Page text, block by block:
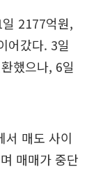
2177억원,
어갔다. 3일
했으나, 6일
서 매도 사이
매매가 중단